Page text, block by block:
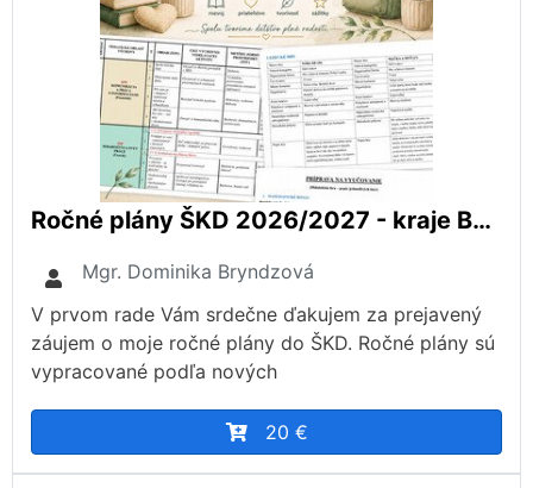
Ročné plány ŠKD 2026/2027 - kraje BB, ZA, TN
Mgr. Dominika Bryndzová
V prvom rade Vám srdečne ďakujem za prejavený
záujem o moje ročné plány do ŠKD. Ročné plány sú
vypracované podľa nových
20 €